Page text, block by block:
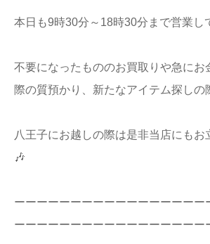
本日も9時30分～18時30分まで営業し
不要になったもののお買取りや急にお
際の質預かり、新たなアイテム探しの
八王子にお越しの際は是非当店にもお
🎶
ーーーーーーーーーーーーーーーーー
ーーーーーーーーーーーーーーーーー
ポリシー